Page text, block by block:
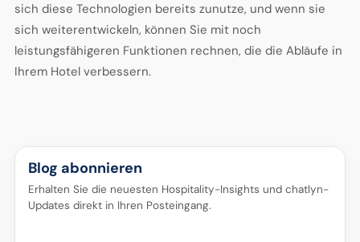
sich diese Technologien bereits zunutze, und wenn sie
sich weiterentwickeln, können Sie mit noch
leistungsfähigeren Funktionen rechnen, die die Abläufe in
Ihrem Hotel verbessern.
Blog abonnieren
Erhalten Sie die neuesten Hospitality-Insights und chatlyn-
Updates direkt in Ihren Posteingang.